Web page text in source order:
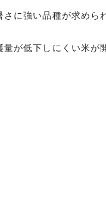
に強い品種が求めら
が低下しにくい米が